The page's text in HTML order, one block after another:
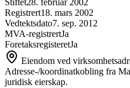
Stiftet28. februar 2002
Registrert18. mars 2002
Vedtektsdato7. sep. 2012
MVA-registrertJa
ForetaksregisteretJa
Eiendom ved
Adresse-/koordinatkobling fra
juridisk eierskap.